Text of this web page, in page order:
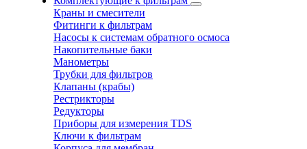
Краны и смесители
Фитинги к фильтрам
Насосы к системам обратного осмоса
Накопительные баки
Манометры
Трубки для фильтров
Клапаны (крабы)
Рестрикторы
Редукторы
Приборы для измерения TDS
Ключи к фильтрам